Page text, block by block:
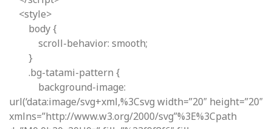
<style>
body {
scroll-behavior: smooth;
}
.bg-tatami-pattern {
background-image:
url(‘data:image/svg+xml,%3Csvg width=”20″ height=”20″
xmlns=”http://www.w3.org/2000/svg”%3E%3Cpath